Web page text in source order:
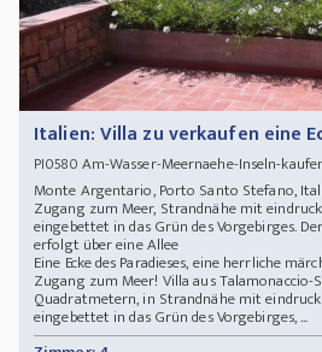
Italien: Villa zu verkaufen eine
PI0580 Am-Wasser-Meernaehe-Inseln-
Monte Argentario, Porto Santo Stefano,
Zugang zum Meer, Strandnähe mit
eingebettet in das Grün des Vorgebirges.
erfolgt über eine Allee
Eine Ecke des Paradieses, eine herrliche
Zugang zum Meer! Villa aus Talamonaccio-
Quadratmetern, in Strandnähe mit
eingebettet in das Grün des Vorgebirges, ...